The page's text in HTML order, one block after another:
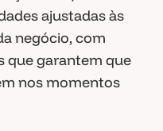
ajustadas às
negócio, com
que garantem que
nos momentos